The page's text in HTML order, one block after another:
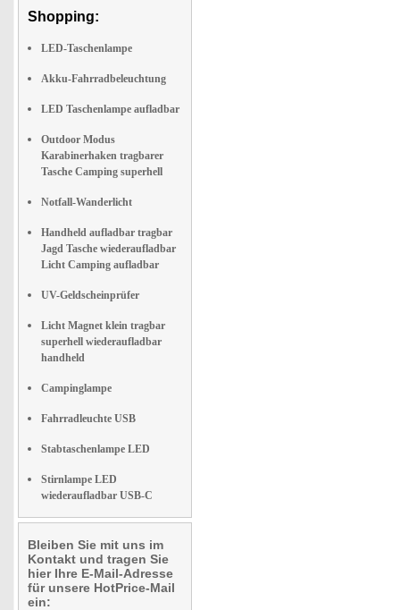
Shopping:
LED-Taschenlampe
Akku-Fahrradbeleuchtung
LED Taschenlampe aufladbar
Outdoor Modus
Karabinerhaken tragbarer
Tasche Camping superhell
Notfall-Wanderlicht
Handheld aufladbar tragbar
Jagd Tasche wiederaufladbar
Licht Camping aufladbar
UV-Geldscheinprüfer
Licht Magnet klein tragbar
superhell wiederaufladbar
handheld
Campinglampe
Fahrradleuchte USB
Stabtaschenlampe LED
Stirnlampe LED
wiederaufladbar USB-C
Bleiben Sie mit uns im
Kontakt und tragen Sie
hier Ihre E-Mail-Adresse
für unsere HotPrice-Mail
ein: